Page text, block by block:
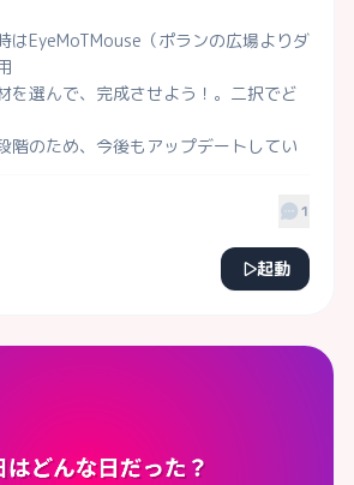
はEyeMoTMouse（ポランの広場よりダ
を選んで、完成させよう！。二択でど
階のため、今後もアップデートしてい
1
起動